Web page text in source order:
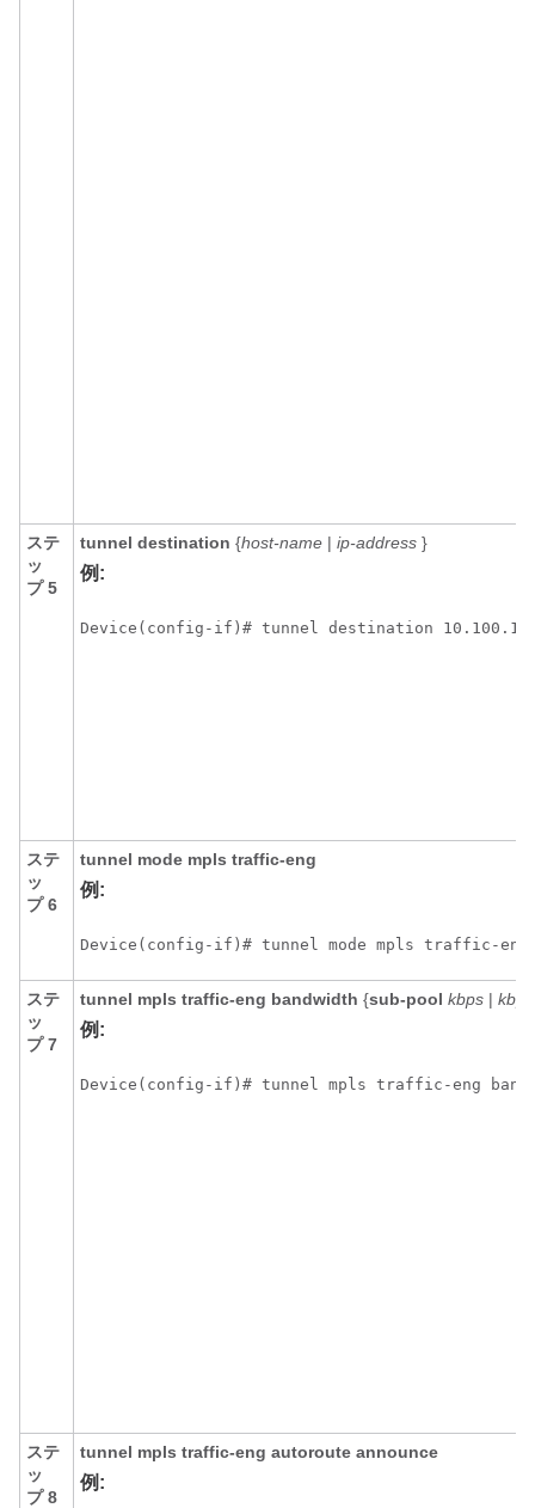
ステ
ッ
プ 5
tunnel destination {host-name | ip-address }
例:
Device(config-if)# tunnel destination
ステ
ッ
プ 6
tunnel mode mpls traffic-eng
例:
Device(config-if)# tunnel mode mpls traffic-eng
ステ
ッ
プ 7
tunnel mpls traffic-eng bandwidth {sub-pool kbps |
例:
Device(config-if)# tunnel mpls traffic-eng
ステ
ッ
プ 8
tunnel mpls traffic-eng autoroute announce
例: